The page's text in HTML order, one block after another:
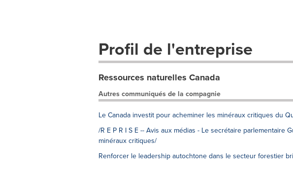
Profil de l'entreprise
Ressources naturelles Canada
Autres communiqués de la compagnie
Le Canada investit pour acheminer les minéraux critiques du
/R E P R I S E -- Avis aux médias - Le secrétaire parlementaire
minéraux critiques/
Renforcer le leadership autochtone dans le secteur forestier